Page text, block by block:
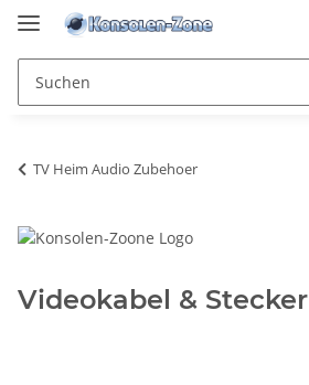
TV Heim Audio Zubehoer
Videokabel & Stecker